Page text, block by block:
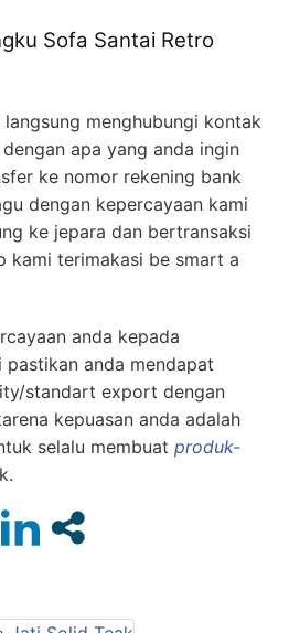
Sofa Santai Retro
menghubungi kontak
apa yang anda ingin
ke nomor rekening bank
dengan kepercayaan kami
ke jepara dan bertransaksi
kami terimakasi be smart a
anda kepada
pastikan anda mendapat
standart export dengan
kepuasan anda adalah
selalu membuat produk-